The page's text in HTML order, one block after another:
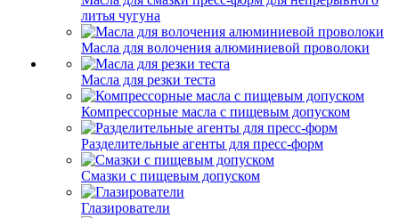
литья чугуна
Масла для волочения алюминиевой проволоки
Масла для резки теста
Компрессорные масла с пищевым допуском
Разделительные агенты для пресс-форм
Смазки с пищевым допуском
Глазирователи